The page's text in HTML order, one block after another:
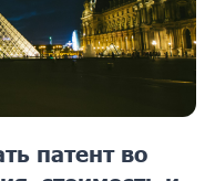
патент во